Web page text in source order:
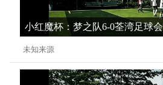
小红魔杯：梦之队6-0荃湾足球会
未知来源